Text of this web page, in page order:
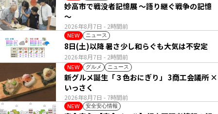
2026年8月7日 - 2時間前
妙高市で戦没者記憶展 ～語り継ぐ戦争の記憶
～
NEW ニュース
2026年8月7日 - 2時間前
8日(土)以降 暑さ少し和らぐも大気は不安定
NEW グルメ ニュース
2026年8月7日 - 7時間前
新グルメ誕生「３色おにぎり」 3商工会議所 ×
いっさく
NEW 安全安心情報